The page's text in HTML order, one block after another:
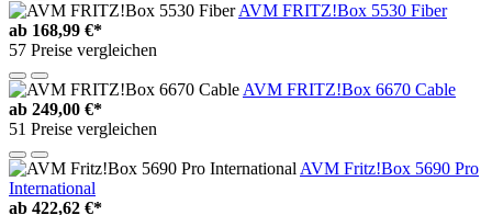
AVM FRITZ!Box 5530 Fiber
ab 168,99 €*
57 Preise vergleichen
AVM FRITZ!Box 6670 Cable
ab 249,00 €*
51 Preise vergleichen
AVM Fritz!Box 5690 Pro
International
ab 422,62 €*